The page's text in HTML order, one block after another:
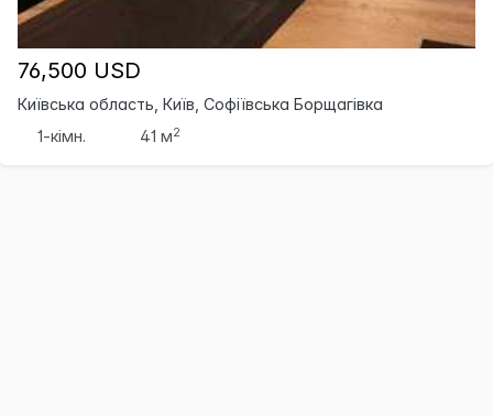
76,500 USD
Київська область, Київ, Софіївська Борщагівка
1-кімн.
41 м2